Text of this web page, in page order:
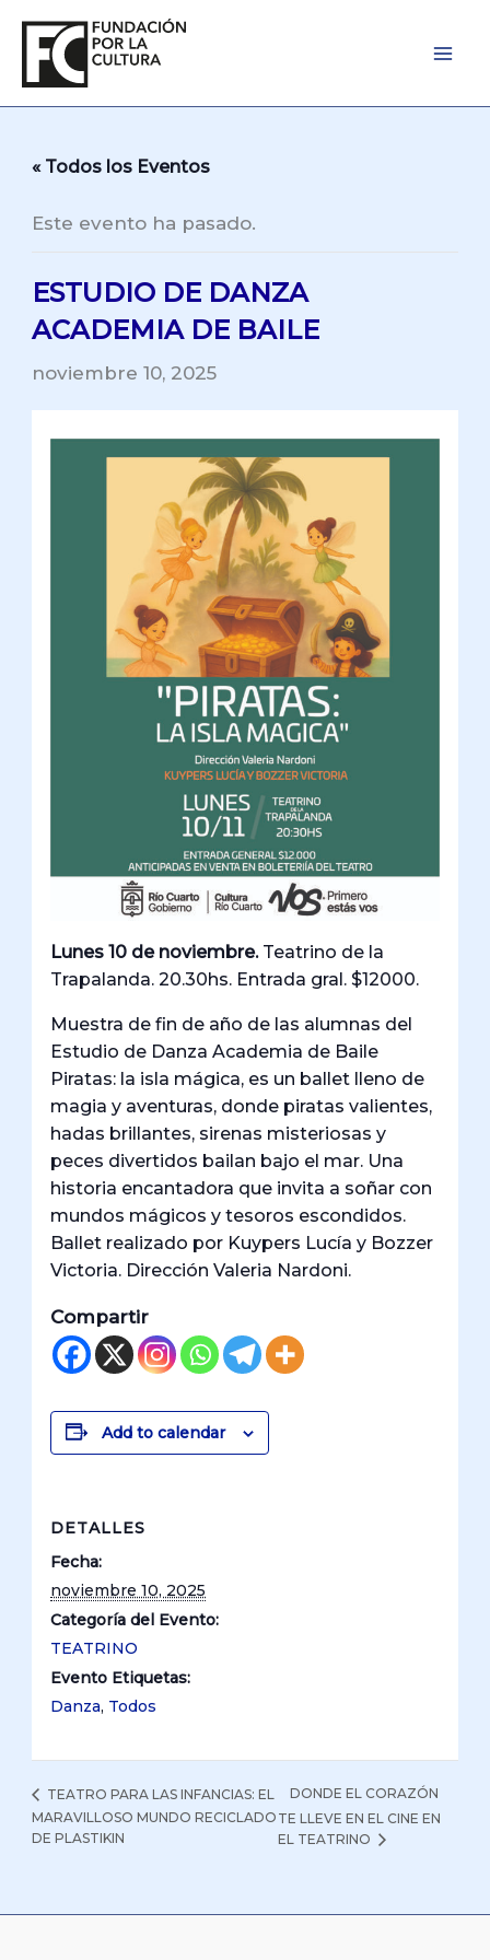
contenido
« Todos los Eventos
Este evento ha pasado.
ESTUDIO DE DANZA
ACADEMIA DE BAILE
noviembre 10, 2025
Lunes 10 de noviembre.Teatrino de la
Trapalanda. 20.30hs. Entrada gral. $12000.
Muestra de fin de año de las alumnas del
Estudio de Danza Academia de Baile
Piratas: la isla mágica, es un ballet lleno de
magia y aventuras, donde piratas valientes,
hadas brillantes, sirenas misteriosas y
peces divertidos bailan bajo el mar. Una
historia encantadora que invita a soñar con
mundos mágicos y tesoros escondidos.
Ballet realizado por Kuypers Lucía y Bozzer
Victoria. Dirección Valeria Nardoni.
Compartir
Add to calendar
DETALLES
Fecha:
noviembre 10, 2025
Categoría del Evento:
TEATRINO
Evento Etiquetas:
Danza, Todos
TEATRO PARA LAS INFANCIAS: EL
MARAVILLOSO MUNDO RECICLADO
DE PLASTIKIN
DONDE EL CORAZÓN
TE LLEVE EN EL CINE EN
EL TEATRINO